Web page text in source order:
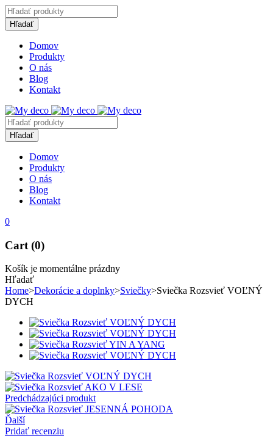
Domov
Produkty
O nás
Blog
Kontakt
Domov
Produkty
O nás
Blog
Kontakt
0
Cart (0)
Košík je momentálne prázdny
Hľadať
Home>Dekorácie a doplnky>Sviečky>Sviečka Rozsvieť VOĽNÝ
DYCH
Predchádzajúci produkt
Ďalší
Pridať recenziu